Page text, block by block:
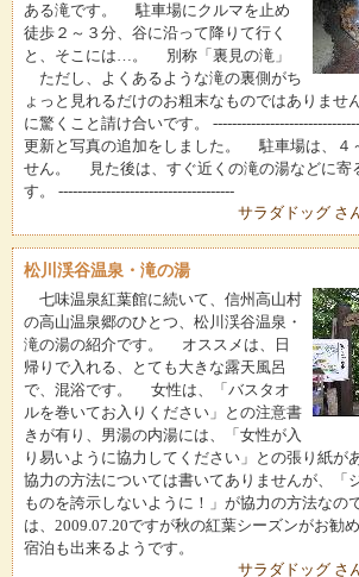
ある滝です。 駐車場にクルマを止め
徒歩２～３分、谷に沿って降りて行く
と、そこには…。 別称「裏見の滝」
ただし、よくあるような滝の裏側がち
ょっと見れるだけのお粗末なものではありま
に驚くこと請け合いです。
更新と写真の追加をしました。 駐車場は、４
せん。 見た後は、すぐ近くの滝の湯などに寄
す。 -------------------------------------
サラダドッグ さ
松川渓谷温泉・滝の湯
七味温泉紅葉館に続いて、信州高山村
の高山温泉郷のひとつ、松川渓谷温泉・
滝の湯の紹介です。 オススメは、日
帰りで入れる、とても大きな露天風呂
で、混浴です。 女性は、「バスタオ
ルを巻いてお入りください」との注意書
きが有り、男湯の内湯には、「女性が入
り易いように協力してください」との張り紙
協力の方法については書いてありませんが、「
ものを誇示しないように！」が協力の方法な
は、2009.07.20ですが秋の紅葉シーズンがお勧
宿泊も出来るようです。
サラダドッグ さ